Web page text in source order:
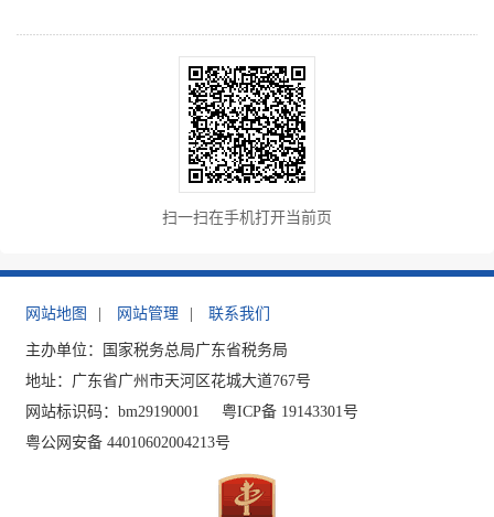
扫一扫在手机打开当前页
网站地图 网站管理 联系我们
主办单位：国家税务总局广东省税务局
地址：广东省广州市天河区花城大道767号
网站标识码：bm29190001
粤ICP备 19143301号
粤公网安备 44010602004213号